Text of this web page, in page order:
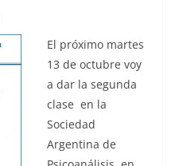
El próximo martes
13 de octubre voy
a dar la segunda
clase en la
Sociedad
Argentina de